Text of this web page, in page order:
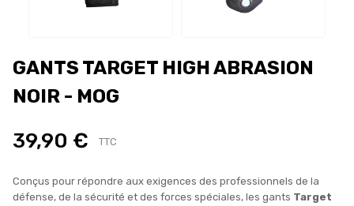
GANTS TARGET HIGH ABRASION
NOIR - MOG
39,90 € TTC
Conçus pour répondre aux exigences des professionnels de la
défense, de la sécurité et des forces spéciales, les gants Target